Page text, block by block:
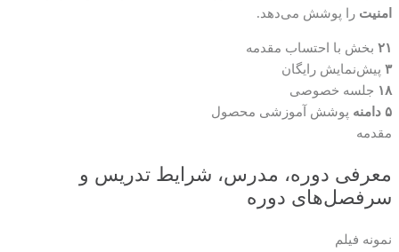
امنیت را پوشش می‌دهد.
۲۱ بخش با احتساب مقدمه
۳ پیش‌نمایش رایگان
۱۸ جلسه خصوصی
۵ دامنه
پوشش آموزشی محصول
مقدمه
معرفی دوره، مدرس، شرایط تدریس و
سرفصل‌های دوره
نمونه فیلم